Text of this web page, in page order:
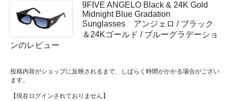
9FIVE ANGELO Black & 24K Gold
Midnight Blue Gradation
Sunglasses アンジェロ / ブラック
＆24Kゴールド / ブルーグラデーショ
ンのレビュー
投稿内容がショップに反映されるまで、しばらく時間がかかる場合がござい
ます。
【現在ログインされておりません】